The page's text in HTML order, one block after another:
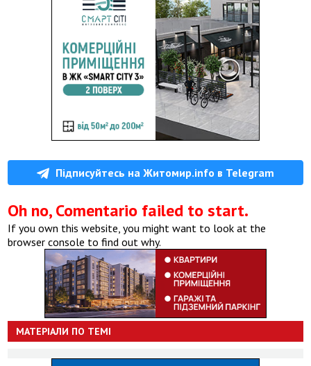
Підписуйтесь на Житомир.info в Telegram
Oh no, Comentario failed to start.
If you own this website, you might want to look at the
browser console to find out why.
МАТЕРІАЛИ ПО ТЕМІ